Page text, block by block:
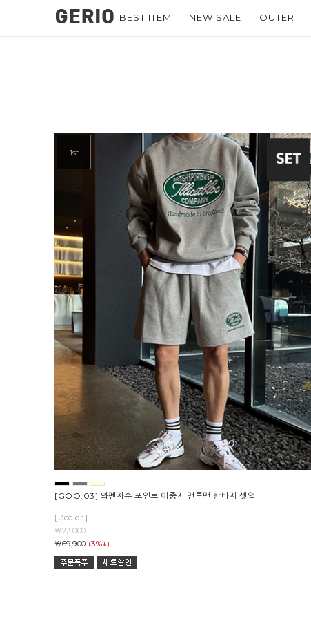
BEST ITEM NEW SALE OUTER
1st
[GOO.03] 와펜자수 포인트 이중지 맨투맨 반바지 셋업
[ 3color ]
￦72,000
￦69,900 (3%↓)